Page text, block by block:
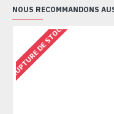
NOUS RECOMMANDONS
RUPTURE DE STOCK